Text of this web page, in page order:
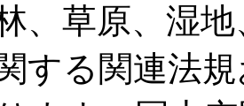
、草原、湿
する関連法